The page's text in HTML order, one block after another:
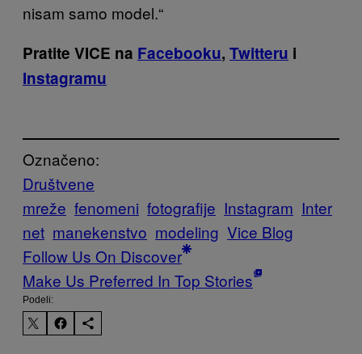
nisam samo model.“
Pratite VICE na Facebooku, Twitteru i
Instagramu
Označeno:
Društvene
mreže fenomeni fotografije Instagram Inter
net manekenstvo modeling Vice Blog
Follow Us On Discover
Make Us Preferred In Top Stories
Podeli: